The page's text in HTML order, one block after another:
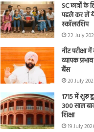
SC छात्रों
पहले कर लें
स्कॉलरशिप
22 July
नीट परीक्षा
व्यापक
बैंस
20 July
1715 में शुरू
300 साल
शिक्षा
19 July